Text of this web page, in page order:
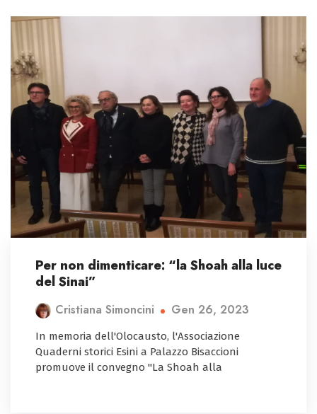
Per non dimenticare: “la Shoah alla luce
del Sinai”
Cristiana Simoncini Gen 26, 2023
In memoria dell'Olocausto, l'Associazione
Quaderni storici Esini a Palazzo Bisaccioni
promuove il convegno "La Shoah alla